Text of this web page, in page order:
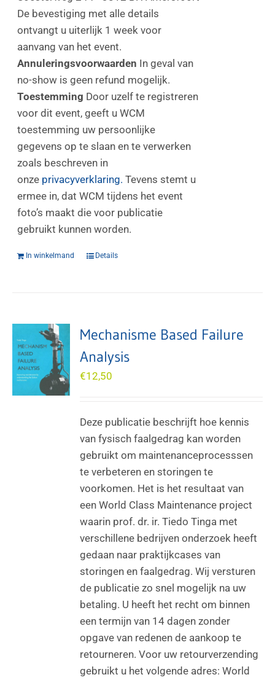
De bevestiging met alle details
ontvangt u uiterlijk 1 week voor
aanvang van het event.
Annuleringsvoorwaarden In geval van
no-show is geen refund mogelijk.
Toestemming Door uzelf te registreren
voor dit event, geeft u WCM
toestemming uw persoonlijke
gegevens op te slaan en te verwerken
zoals beschreven in
onze privacyverklaring. Tevens stemt u
ermee in, dat WCM tijdens het event
foto’s maakt die voor publicatie
gebruikt kunnen worden.
In winkelmand Details
Mechanisme Based Failure
Analysis
€12,50
Deze publicatie beschrijft hoe kennis
van fysisch faalgedrag kan worden
gebruikt om maintenanceprocesssen
te verbeteren en storingen te
voorkomen. Het is het resultaat van
een World Class Maintenance project
waarin prof. dr. ir. Tiedo Tinga met
verschillene bedrijven onderzoek heeft
gedaan naar praktijkcases van
storingen en faalgedrag. Wij versturen
de publicatie zo snel mogelijk na uw
betaling. U heeft het recht om binnen
een termijn van 14 dagen zonder
opgave van redenen de aankoop te
retourneren. Voor uw retourverzending
gebruikt u het volgende adres: World